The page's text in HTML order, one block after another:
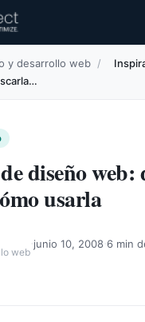
y desarrollo web /
diseño web:
usarla
web
junio 10, 2008 6 min